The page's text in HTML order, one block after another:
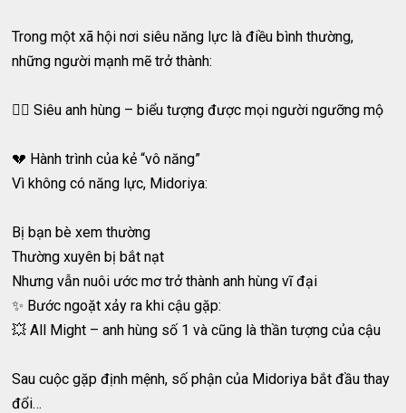
Trong một xã hội nơi siêu năng lực là điều bình thường,
những người mạnh mẽ trở thành:
🦸‍♂️ Siêu anh hùng – biểu tượng được mọi người ngưỡng mộ
💔 Hành trình của kẻ “vô năng”
Vì không có năng lực, Midoriya:
Bị bạn bè xem thường
Thường xuyên bị bắt nạt
Nhưng vẫn nuôi ước mơ trở thành anh hùng vĩ đại
✨ Bước ngoặt xảy ra khi cậu gặp:
💥 All Might – anh hùng số 1 và cũng là thần tượng của cậu
Sau cuộc gặp định mệnh, số phận của Midoriya bắt đầu thay
đổi…